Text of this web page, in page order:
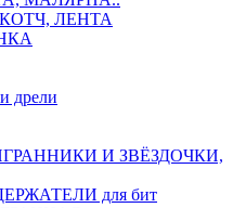
ЛЕНТА
И ЗВЁЗДОЧКИ,
для бит